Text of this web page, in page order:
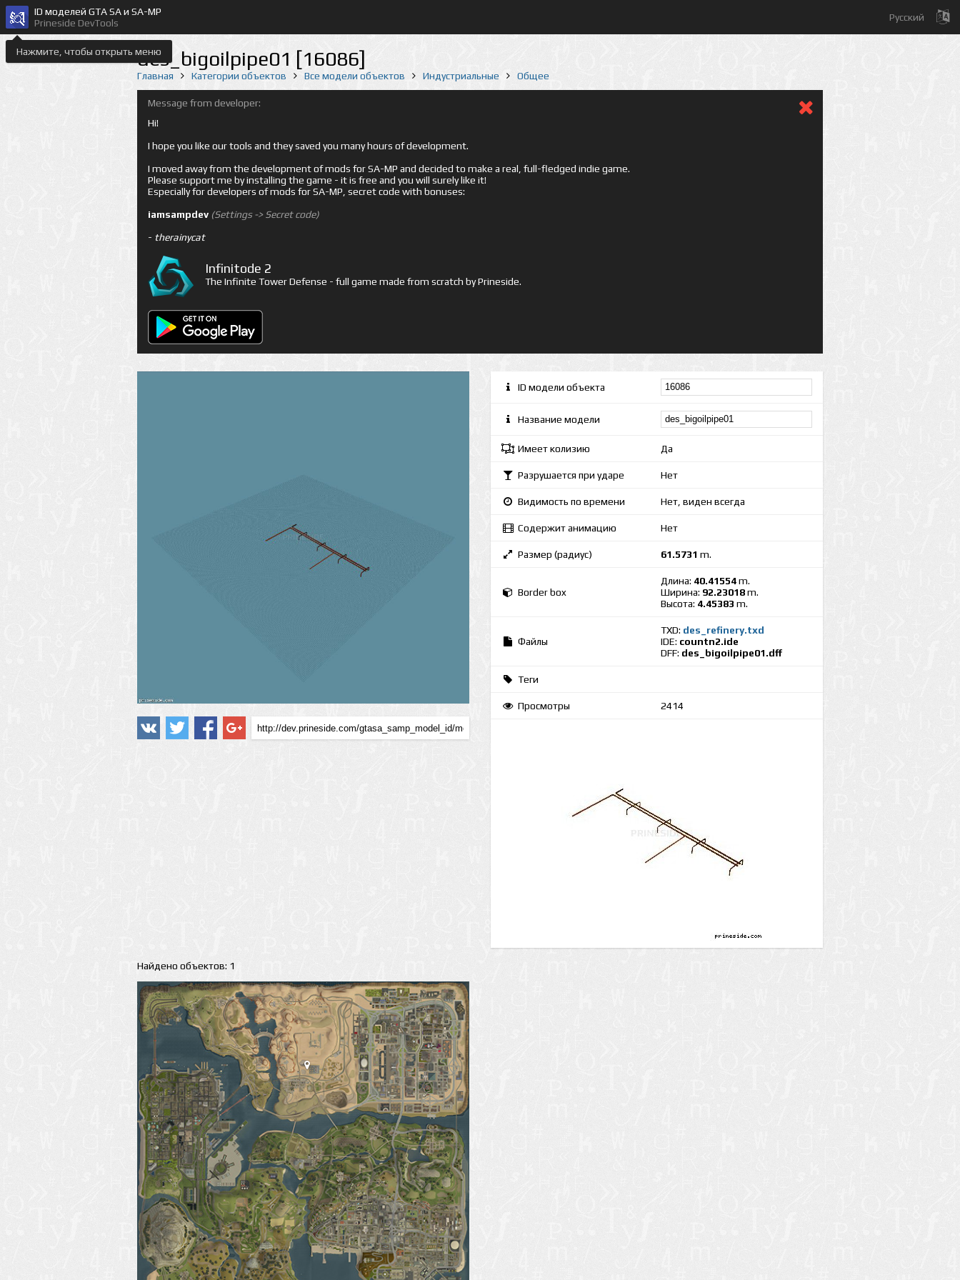
Нажмите, чтобы открыть меню
ID моделей GTA SA и SA-MP
Prineside DevTools
Русский
des_bigoilpipe01 [16086]
Главная Категории объектов Все модели объектов Индустриальные Общее
Message from developer:
Hi!
I hope you like our tools and they saved you many hours of development.
I moved away from the development of mods for SA-MP and decided to make a real, full-fledged indie game.
Please support me by installing the game - it is free and you will surely like it!
Especially for developers of mods for SA-MP, secret code with bonuses:
iamsampdev (Settings -> Secret code)
- therainycat
Infinitode 2
The Infinite Tower Defense - full game made from scratch by Prineside.
Найдено объектов: 1
ID модели объекта
Название модели
Имеет колизию Да
Разрушается при ударе Нет
Видимость по времени Нет, виден всегда
Содержит анимацию Нет
Размер (радиус) 61.5731 m.
Border box
Длина: 40.41554m.
Ширина: 92.23018m.
Высота: 4.45383 m.
Файлы
TXD: des_refinery.txd
IDE: countn2.ide
DFF: des_bigoilpipe01.dff
Теги
Просмотры 2414